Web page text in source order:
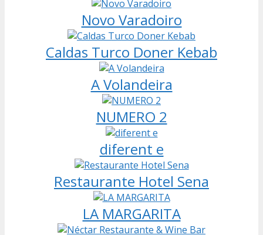
Novo Varadoiro
Caldas Turco Doner Kebab
A Volandeira
NUMERO 2
diferent e
Restaurante Hotel Sena
LA MARGARITA